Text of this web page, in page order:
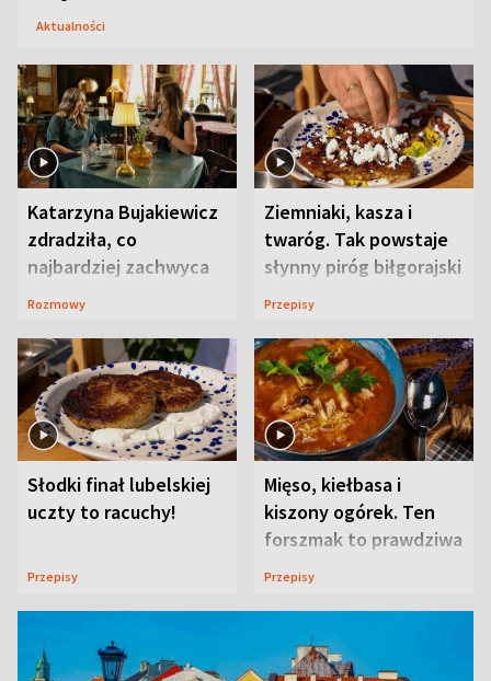
Aktualności
Katarzyna Bujakiewicz
zdradziła, co
najbardziej zachwyca
ją w Lublinie
Rozmowy
Ziemniaki, kasza i
twaróg. Tak powstaje
słynny piróg biłgorajski
Przepisy
Słodki finał lubelskiej
uczty to racuchy!
Przepisy
Mięso, kiełbasa i
kiszony ogórek. Ten
forszmak to prawdziwa
uczta
Przepisy